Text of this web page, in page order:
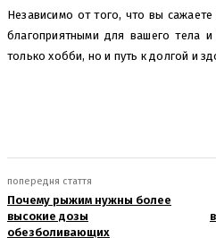
Независимо от того, что вы
благоприятными для вашего тела
только хобби, но и путь к долгой и
попередня стаття
Почему рыжим нужны более
высокие дозы
обезболивающих